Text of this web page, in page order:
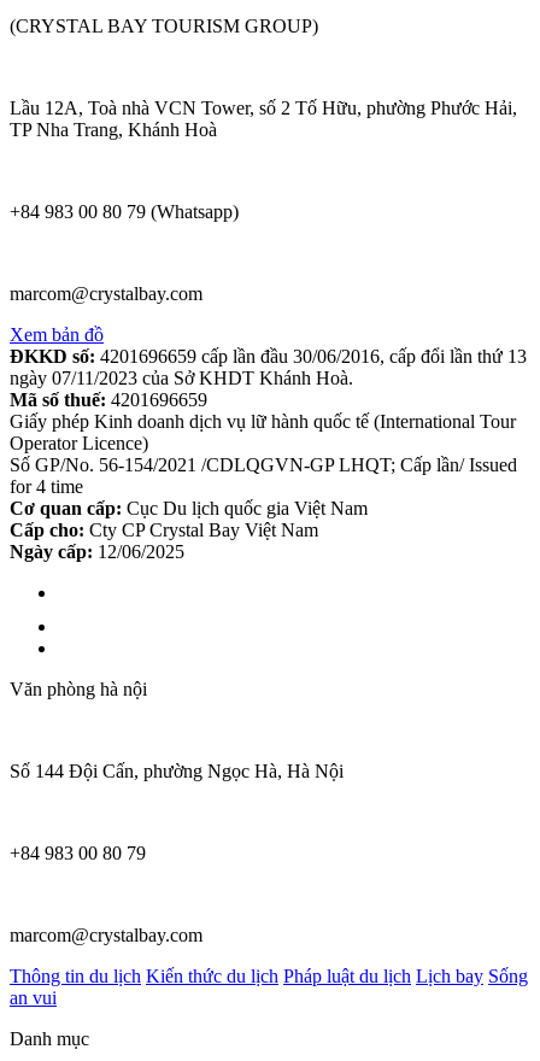
(CRYSTAL BAY TOURISM GROUP)
Lầu 12A, Toà nhà VCN Tower, số 2 Tố Hữu, phường Phước Hải,
TP Nha Trang, Khánh Hoà
+84 983 00 80 79 (Whatsapp)
marcom@crystalbay.com
Xem bản đồ
ĐKKD số: 4201696659 cấp lần đầu 30/06/2016, cấp đổi lần thứ 13
ngày 07/11/2023 của Sở KHDT Khánh Hoà.
Mã số thuế: 4201696659
Giấy phép Kinh doanh dịch vụ lữ hành quốc tế (International Tour
Operator Licence)
Số GP/No. 56-154/2021 /CDLQGVN-GP LHQT; Cấp lần/ Issued
for 4 time
Cơ quan cấp: Cục Du lịch quốc gia Việt Nam
Cấp cho: Cty CP Crystal Bay Việt Nam
Ngày cấp: 12/06/2025
Văn phòng hà nội
Số 144 Đội Cấn, phường Ngọc Hà, Hà Nội
+84 983 00 80 79
marcom@crystalbay.com
Thông tin du lịch Kiến thức du lịch Pháp luật du lịch Lịch bay Sống
an vui
Danh mục